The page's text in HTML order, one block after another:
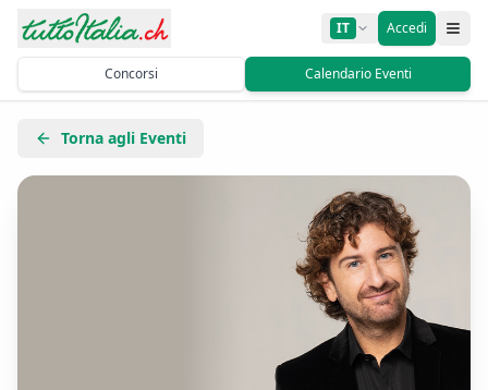
IT Accedi
Concorsi Calendario Eventi
Torna agli Eventi